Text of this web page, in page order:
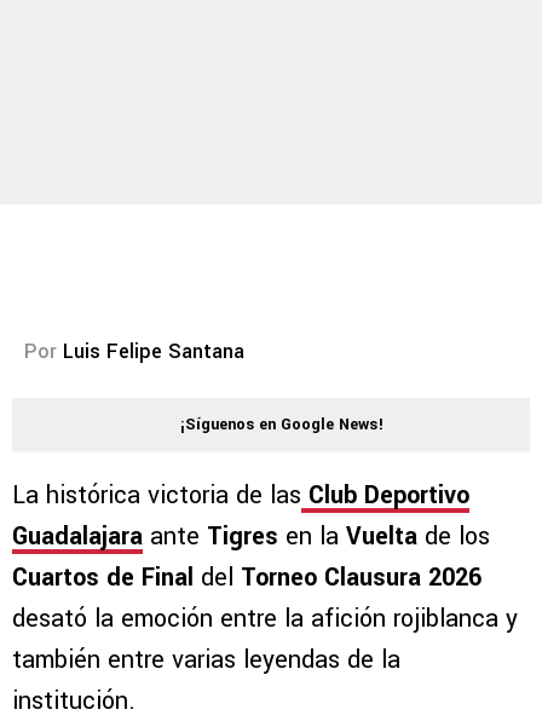
Por Luis Felipe Santana
¡Síguenos en Google News!
La histórica victoria de las Club Deportivo
Guadalajara ante Tigres en la Vuelta de los
Cuartos de Final del Torneo Clausura 2026
desató la emoción entre la afición rojiblanca y
también entre varias leyendas de la
institución.